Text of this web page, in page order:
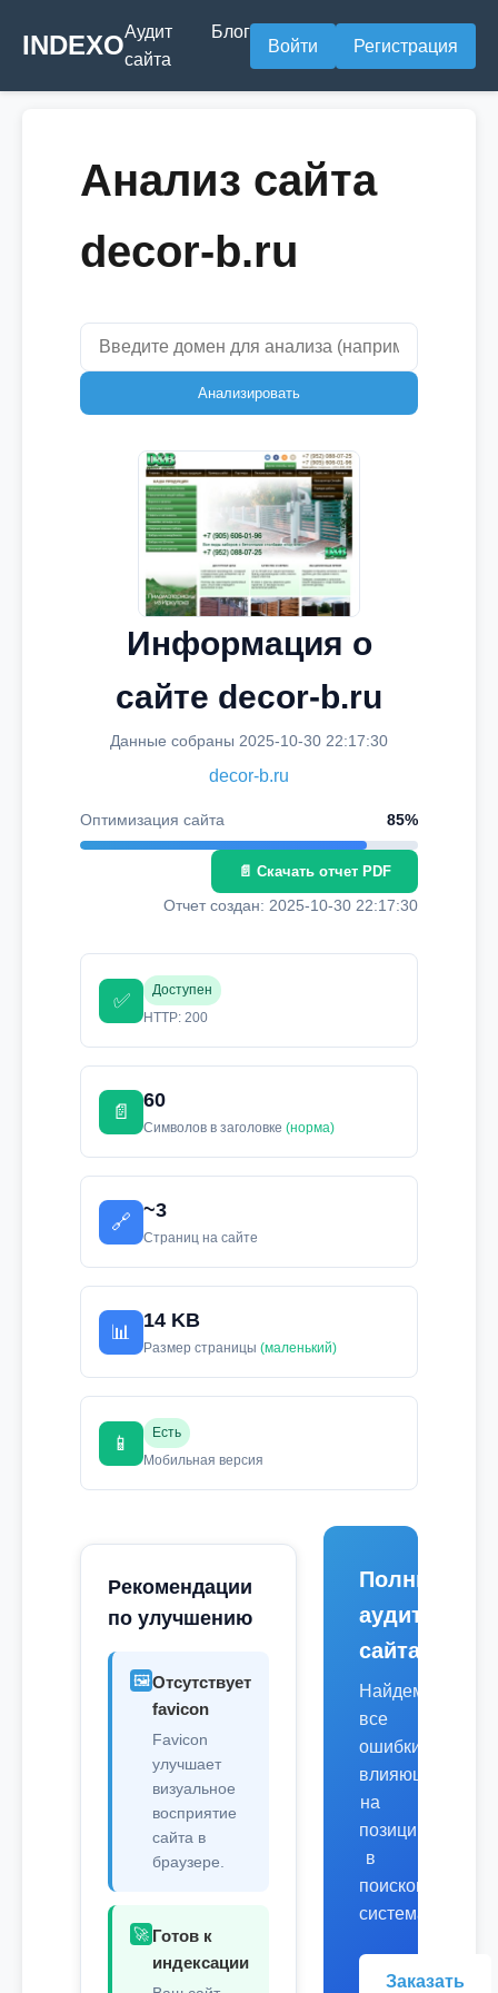
INDEXOАудит
сайта
Блог
Войти Регистрация
Анализ сайта
decor-b.ru
Анализировать
Информация о
сайте decor-b.ru
Данные собраны 2025-10-30 22:17:30
decor-b.ru
Оптимизация сайта 85%
📄 Скачать отчет PDF
Отчет создан: 2025-10-30 22:17:30
✅
Доступен
HTTP: 200
📄
60
Символов в заголовке (норма)
🔗
~3
Страниц на сайте
📊
14 KB
Размер страницы (маленький)
📱
Есть
Мобильная версия
Рекомендации
по улучшению
🖼️Отсутствует
favicon
Favicon
улучшает
визуальное
восприятие
сайта в
браузере.
🚀 Готов к
индексации
Полный
аудит
сайта
Найдем
все
ошибки,
влияющие
на
позиции
в
поисковых
системах.
Заказать